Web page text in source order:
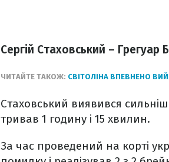
Сергій Стаховський – Грегуар
ЧИТАЙТЕ ТАКОЖ: СВІТОЛІНА ВПЕВНЕНО
Стаховський виявився
тривав 1 годину і 15 хвилин.
За час проведений на корті